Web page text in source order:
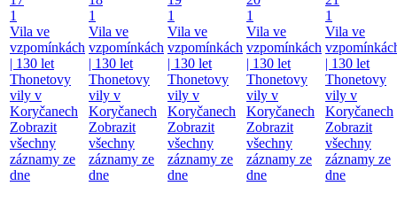
1
Vila ve
vzpomínkách
| 130 let
Thonetovy
vily v
Koryčanech
Zobrazit
všechny
záznamy ze
dne
1
Vila ve
vzpomínkách
| 130 let
Thonetovy
vily v
Koryčanech
Zobrazit
všechny
záznamy ze
dne
1
Vila ve
vzpomínkách
| 130 let
Thonetovy
vily v
Koryčanech
Zobrazit
všechny
záznamy ze
dne
1
Vila ve
vzpomínkách
| 130 let
Thonetovy
vily v
Koryčanech
Zobrazit
všechny
záznamy ze
dne
1
Vila ve
| 130 let
Thonetovy
vily v
Koryčanech
Zobrazit
všechny
záznamy ze
dne